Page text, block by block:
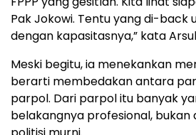
Pak Jokowi. Tentu yang di-back
dengan kapasitasnya,” kata
Meski begitu, ia menekankan
berarti membedakan antara
parpol. Dari parpol itu banyak
belakangnya profesional, bukan